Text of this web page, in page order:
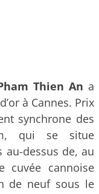
Thien An a
à Cannes. Prix
synchrone des
qui se situe
dessus de, au
cuvée cannoise
de neuf sous le